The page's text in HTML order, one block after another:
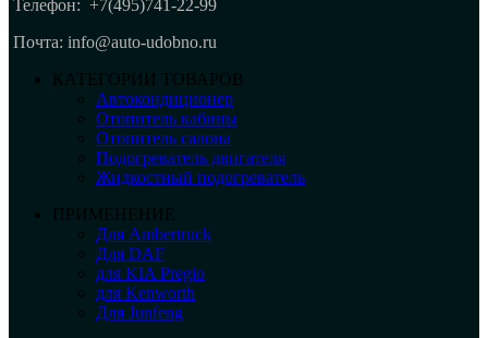
Телефон: +7(495)741-22-99
Почта: info@auto-udobno.ru
КАТЕГОРИИ ТОВАРОВ
Автокондиционер
Отопитель кабины
Отопитель салона
Подогреватель двигателя
Жидкостный подогреватель
ПРИМЕНЕНИЕ
Для Ambertruck
Для DAF
для KIA Pregio
для Kenworth
Для Junfeng